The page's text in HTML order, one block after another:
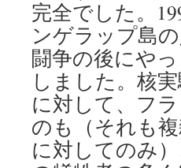
完全でした。
ンゲラップ島
闘争の後にや
しました。核
に対して、フ
のも（それも
に対してのみ